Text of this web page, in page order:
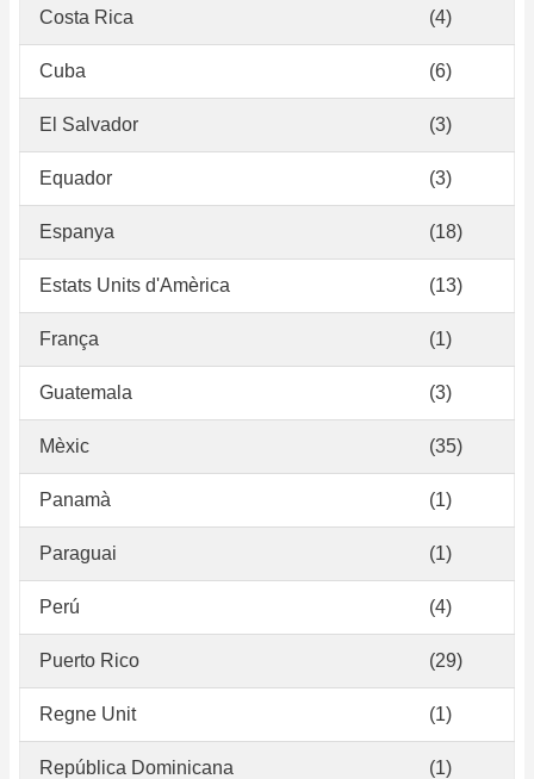
Costa Rica (4)
Cuba (6)
El Salvador (3)
Equador (3)
Espanya (18)
Estats Units d'Amèrica (13)
França (1)
Guatemala (3)
Mèxic (35)
Panamà (1)
Paraguai (1)
Perú (4)
Puerto Rico (29)
Regne Unit (1)
República Dominicana (1)